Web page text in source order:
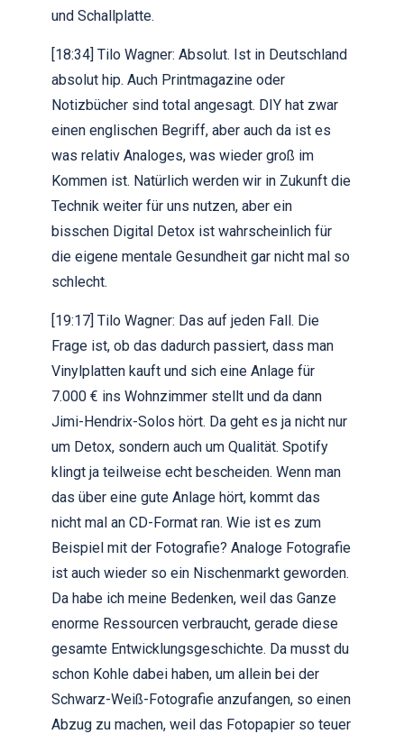
und Schallplatte.
[18:34] Tilo Wagner: Absolut. Ist in Deutschland
absolut hip. Auch Printmagazine oder
Notizbücher sind total angesagt. DIY hat zwar
einen englischen Begriff, aber auch da ist es
was relativ Analoges, was wieder groß im
Kommen ist. Natürlich werden wir in Zukunft die
Technik weiter für uns nutzen, aber ein
bisschen Digital Detox ist wahrscheinlich für
die eigene mentale Gesundheit gar nicht mal so
schlecht.
[19:17] Tilo Wagner: Das auf jeden Fall. Die
Frage ist, ob das dadurch passiert, dass man
Vinylplatten kauft und sich eine Anlage für
7.000 € ins Wohnzimmer stellt und da dann
Jimi-Hendrix-Solos hört. Da geht es ja nicht nur
um Detox, sondern auch um Qualität. Spotify
klingt ja teilweise echt bescheiden. Wenn man
das über eine gute Anlage hört, kommt das
nicht mal an CD-Format ran. Wie ist es zum
Beispiel mit der Fotografie? Analoge Fotografie
ist auch wieder so ein Nischenmarkt geworden.
Da habe ich meine Bedenken, weil das Ganze
enorme Ressourcen verbraucht, gerade diese
gesamte Entwicklungsgeschichte. Da musst du
schon Kohle dabei haben, um allein bei der
Schwarz-Weiß-Fotografie anzufangen, so einen
Abzug zu machen, weil das Fotopapier so teuer